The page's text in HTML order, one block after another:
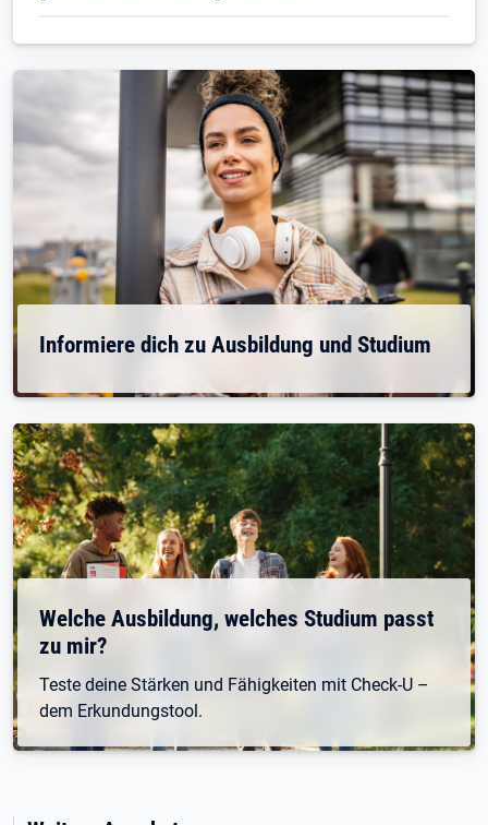
Informiere dich zu Ausbildung und Studium
Welche Ausbildung, welches Studium passt
zu mir?
Teste deine Stärken und Fähigkeiten mit Check-U –
dem Erkundungstool.